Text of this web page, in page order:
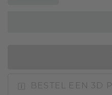
BESTEL EEN 3D